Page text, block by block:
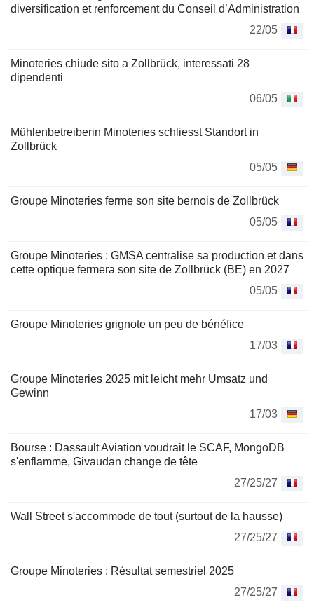
diversification et renforcement du Conseil d’Administration
22/05
Minoteries chiude sito a Zollbrück, interessati 28
dipendenti
06/05
Mühlenbetreiberin Minoteries schliesst Standort in
Zollbrück
05/05
Groupe Minoteries ferme son site bernois de Zollbrück
05/05
Groupe Minoteries : GMSA centralise sa production et dans
cette optique fermera son site de Zollbrück (BE) en 2027
05/05
Groupe Minoteries grignote un peu de bénéfice
17/03
Groupe Minoteries 2025 mit leicht mehr Umsatz und
Gewinn
17/03
Bourse : Dassault Aviation voudrait le SCAF, MongoDB
s'enflamme, Givaudan change de tête
27/25/27
Wall Street s'accommode de tout (surtout de la hausse)
27/25/27
Groupe Minoteries : Résultat semestriel 2025
27/25/27